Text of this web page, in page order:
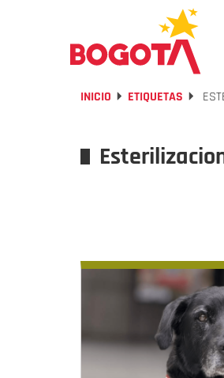
INICIO ETIQUETAS